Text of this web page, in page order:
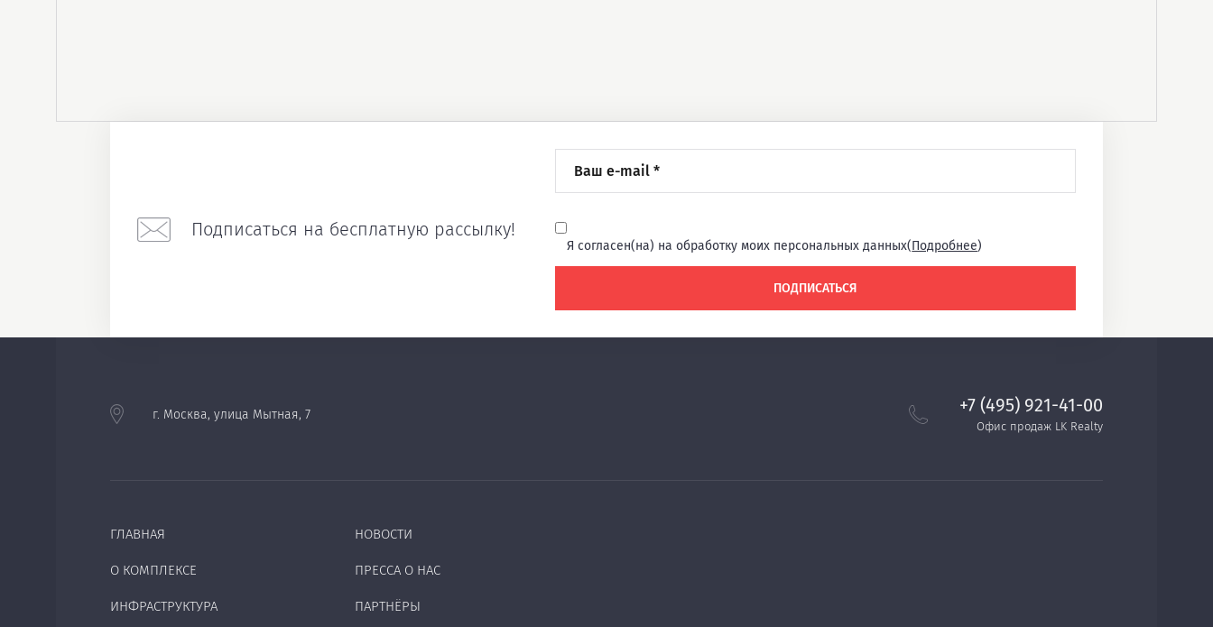
Подписаться на бесплатную рассылку!
Я согласен(на) на обработку моих персональных данных(Подробнее)
ПОДПИСАТЬСЯ
г. Москва, улица Мытная, 7 +7 (495) 921-41-00
Офис продаж LK Realty
ГЛАВНАЯ
О КОМПЛЕКСЕ
ИНФРАСТРУКТУРА
НОВОСТИ
ПРЕССА О НАС
ПАРТНЁРЫ